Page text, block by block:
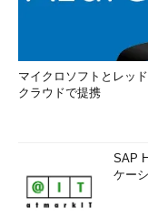
マイクロソフトとレッ
クラウドで提携
SAP
ケー